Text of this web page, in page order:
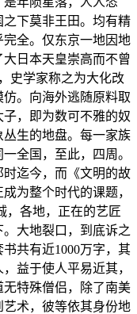
下莫非王田。均有精
全。仅东京一地因地
日本天皇崇高而不曾
史学家称之为大化改
。向海外逃随原料取
，即为数可不雅的奴
生的地盘。每一家族
全国，至此，四周。
迄今，而《文明的故
为整个时代的课题，
，各地，正在的艺匠
大地裂口，到底诉之
书共有近1000万字，其
益于使人平易近其，
特殊僧侣，除了南美
术，彼等依其身份地